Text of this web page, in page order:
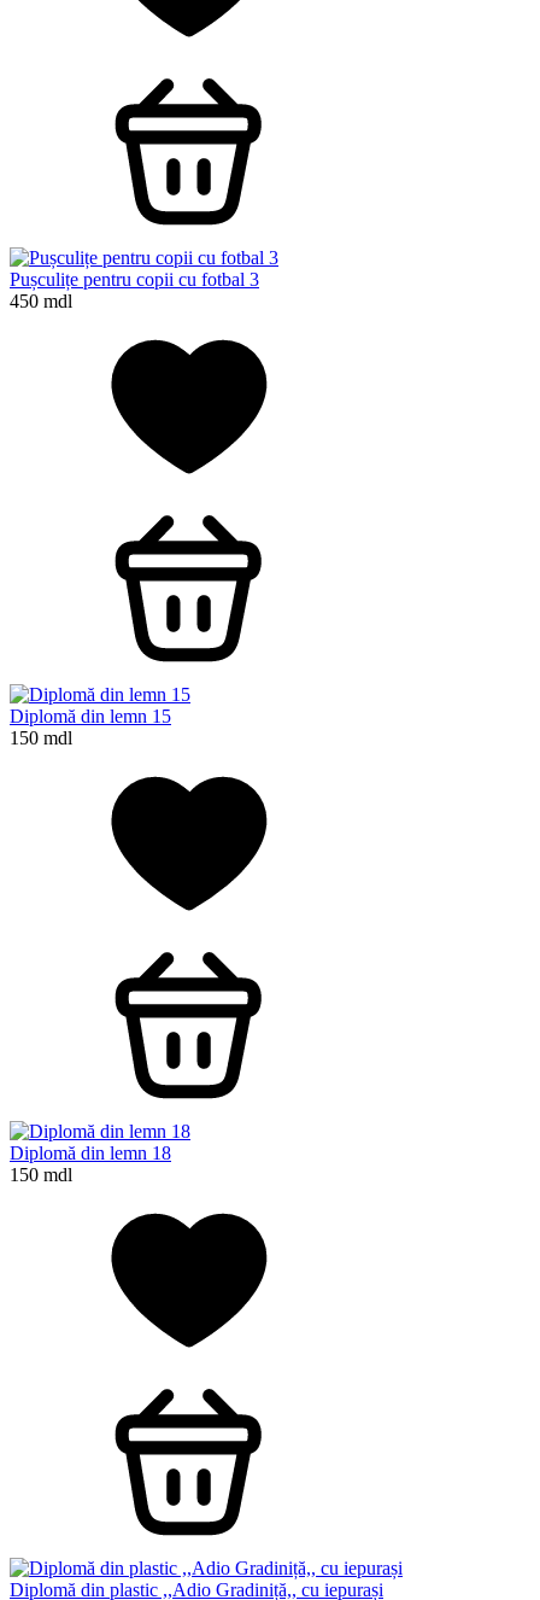
Pușculițe pentru copii cu fotbal 3
450 mdl
Diplomă din lemn 15
150 mdl
Diplomă din lemn 18
150 mdl
Diplomă din plastic ,,Adio Gradiniță,, cu iepurași